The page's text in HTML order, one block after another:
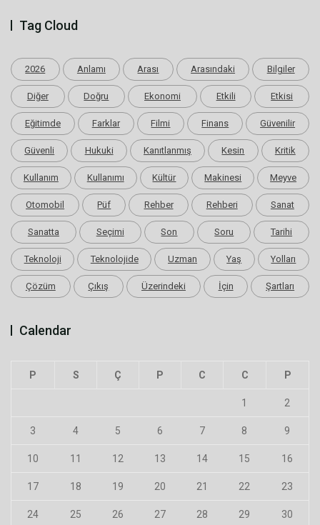
Tag Cloud
2026 Anlamı Arası Arasındaki Bilgiler
Diğer Doğru Ekonomi Etkili Etkisi
Eğitimde Farklar Filmi Finans Güvenilir
Güvenli Hukuki Kanıtlanmış Kesin Kritik
Kullanım Kullanımı Kültür Makinesi Meyve
Otomobil Püf Rehber Rehberi Sanat
Sanatta Seçimi Son Soru Tarihi
Teknoloji Teknolojide Uzman Yaş Yolları
Çözüm Çıkış Üzerindeki İçin Şartları
Calendar
P S Ç P C C P
1 2
3 4 5 6 7 8 9
10 11 12 13 14 15 16
17 18 19 20 21 22 23
24 25 26 27 28 29 30